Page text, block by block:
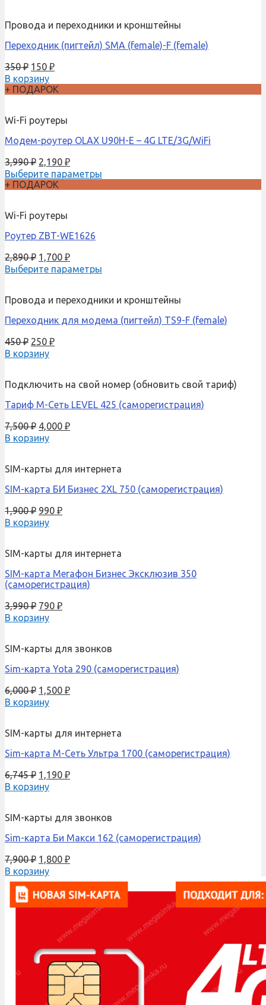
Провода и переходники и кронштейны
Переходник (пигтейл) SMA (female)-F (female)
350₽ 150 ₽
В корзину
+ ПОДАРОК
Wi-Fi роутеры
Модем-роутер OLAX U90H-E – 4G LTE/3G/WiFi
3,990₽ 2,190 ₽
Выберите параметры
+ ПОДАРОК
Wi-Fi роутеры
Роутер ZBT-WE1626
2,890₽ 1,700 ₽
Выберите параметры
Провода и переходники и кронштейны
Переходник для модема (пигтейл) TS9-F (female)
450₽ 250 ₽
В корзину
Подключить на свой номер (обновить свой тариф)
Тариф М-Сеть LEVEL 425 (саморегистрация)
7,500₽ 4,000 ₽
В корзину
SIM-карты для интернета
SIM-карта БИ Бизнес 2XL 750 (саморегистрация)
1,900₽ 990 ₽
В корзину
SIM-карты для интернета
SIM-карта Мегафон Бизнес Эксклюзив 350
(саморегистрация)
3,990₽ 790 ₽
В корзину
SIM-карты для звонков
Sim-карта Yota 290 (саморегистрация)
6,000₽ 1,500 ₽
В корзину
SIM-карты для интернета
Sim-карта М-Сеть Ультра 1700 (саморегистрация)
6,745₽ 1,190 ₽
В корзину
SIM-карты для звонков
Sim-карта Би Макси 162 (саморегистрация)
7,900₽ 1,800 ₽
В корзину